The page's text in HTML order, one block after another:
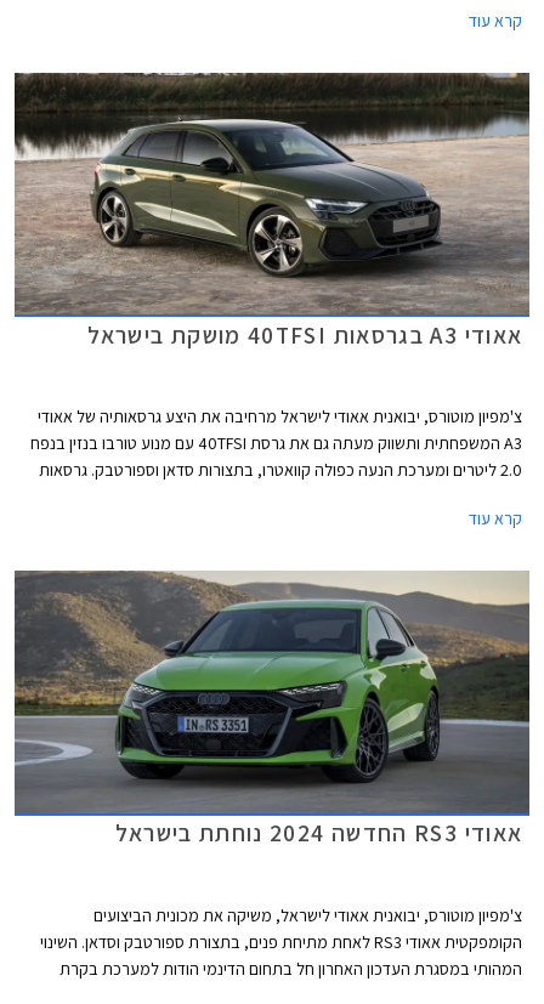
קרא עוד
אאודי A3 בגרסאות 40TFSI מושקת בישראל
צ'מפיון מוטורס, יבואנית אאודי לישראל מרחיבה את היצע גרסאותיה של אאודי
A3 המשפחתית ותשווק מעתה גם את גרסת 40TFSI עם מנוע טורבו בנזין בנפח
2.0 ליטרים ומערכת הנעה כפולה קוואטרו, בתצורות סדאן וספורטבק. גרסאות
לא זול אך ביחס למתחרים הישירים מבית מרצדס וב.מ.וו וביחס ליחידת ההנעה
המותג בישראל אשר סובל מירידה במכירות.
קרא עוד
אאודי RS3 החדשה 2024 נוחתת בישראל
צ'מפיון מוטורס, יבואנית אאודי לישראל, משיקה את מכונית הביצועים
הקומפקטית אאודי RS3 לאחת מתיחת פנים, בתצורת ספורטבק וסדאן. השינוי
המהותי במסגרת העדכון האחרון חל בתחום הדינמי הודות למערכת בקרת